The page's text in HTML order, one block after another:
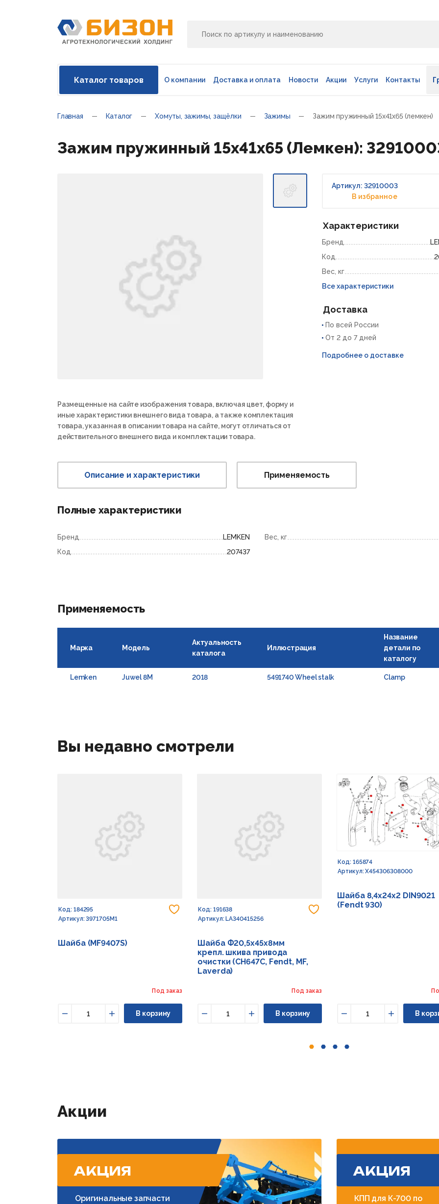
Каталог товаров О компании Доставка и оплата Новости Акции Услуги Контакты
Главная Каталог Хомуты, зажимы, защёлки Зажимы Зажим пружинный 15х41х65 (лемкен)
Зажим пружинный 15х41х65 (Лемкен):
Размещенные на сайте изображения товара, включая цвет, форму и
иные характеристики внешнего вида товара, а также комплектация
товара, указанная в описании товара на сайте, могут отличаться от
действительного внешнего вида и комплектации товара.
Артикул: 32910003
В избранное
Характеристики
Бренд
Код
Вес, кг
Все характеристики
Доставка
По всей России
От 2 до 7 дней
Подробнее о доставке
Описание и характеристики Применяемость
Полные характеристики
Бренд
LEMKEN
Код
207437
Вес, кг
Применяемость
Марка Модель
Актуальность
каталога
Иллюстрация
Название
детали по
каталогу
Lemken Juwel 8M 2018 5491740 Wheel stalk Clamp
Вы недавно смотрели
Добавить в избранное
Код: 184295
Артикул: 3971705M1
Шайба (MF9407S)
Под заказ
Увеличить
В корзину
Добавить в избранное
Код: 191638
Артикул: LA340415256
Шайба Ф20,5х45х8мм
крепл. шкива привода
очистки (CH647C, Fendt, MF,
Laverda)
Под заказ
Увеличить
В корзину
Код: 165874
Артикул: X454306308000
Шайба 8,4х24х2 DIN9021
(Fendt 930)
Увеличить
В
Акции
АКЦИЯ
Оригинальные запчасти
АКЦИЯ
КПП для К-700 по